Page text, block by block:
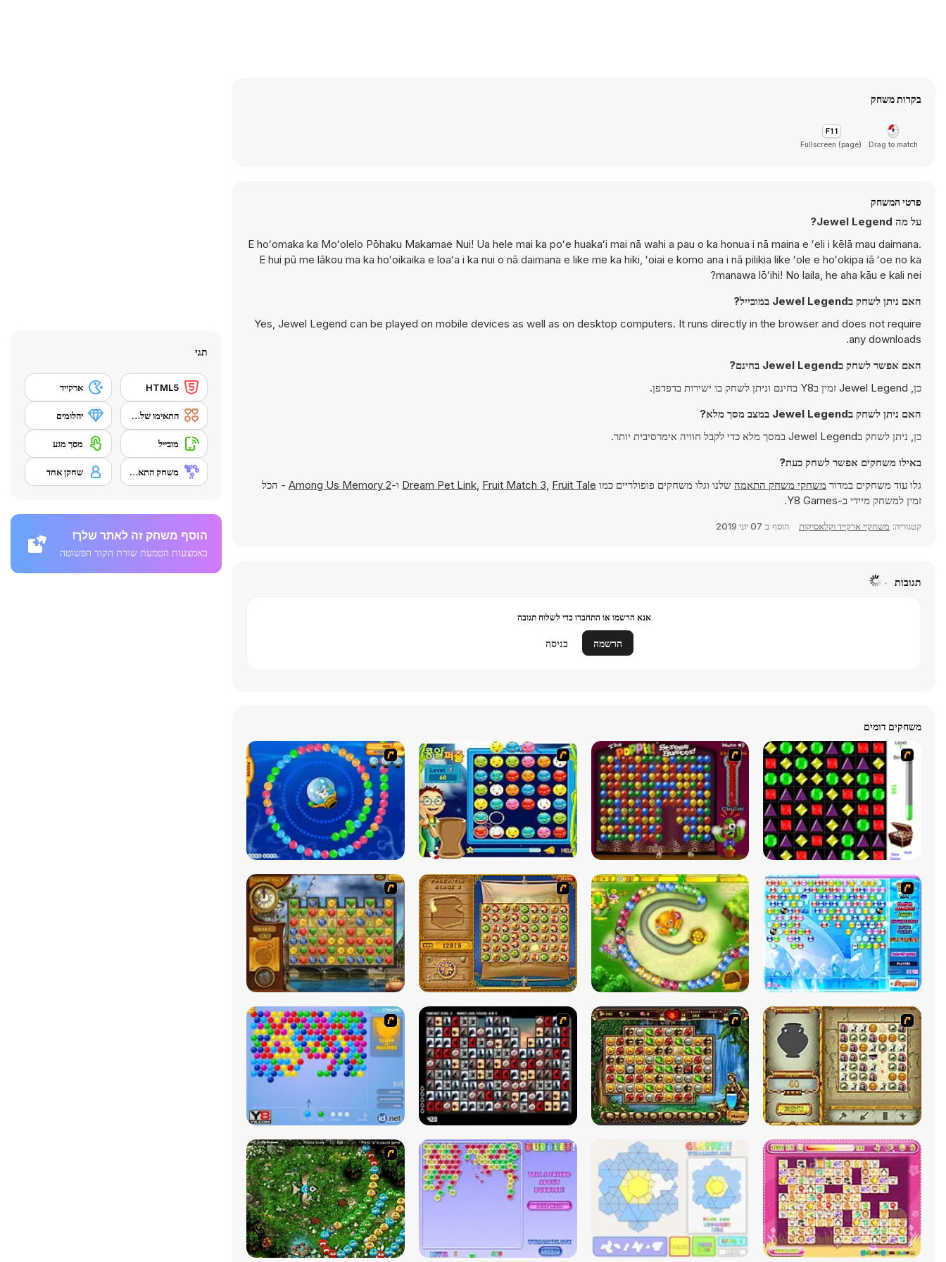
בקרות משחק
Drag to match
Fullscreen (page)
פרטי המשחק
על מה Jewel Legend?
E hoʻomaka ka Moʻolelo Pōhaku Makamae Nui! Ua hele mai ka poʻe huakaʻi mai nā wahi a pau o ka honua i nā maina e ʻeli i kēlā mau daimana.
E hui pū me lākou ma ka hoʻoikaika e loaʻa i ka nui o nā daimana e like me ka hiki, ʻoiai e komo ana i nā pilikia like ʻole e hoʻokipa iā ʻoe no ka
manawa lōʻihi! No laila, he aha kāu e kali nei?
האם ניתן לשחק בJewel Legend במובייל?
Yes, Jewel Legend can be played on mobile devices as well as on desktop computers. It runs directly in the browser and does not require
any downloads.
האם אפשר לשחק בJewel Legend בחינם?
כן, Jewel Legend זמין בY8 בחינם וניתן לשחק בו ישירות בדפדפן.
האם ניתן לשחק בJewel Legend במצב מסך מלא?
כן, ניתן לשחק בJewel Legend במסך מלא כדי לקבל חוויה אימרסיבית יותר.
באילו משחקים אפשר לשחק כעת?
גלו עוד משחקים במדור משחקי משחק התאמה שלנו וגלו משחקים פופולריים כמו Dream Pet Link, Fruit Match 3, Fruit Tale ו-Among Us Memory 2 - הכל
זמין למשחק מיידי ב-Y8 Games.
קטגוריה: משחקיי ארקייד וקלאסיקות הוסף ב 07 יוני 2019
תגובות
אנא הרשמו או התחברו כדי לשלוח תגובה
הרשמה כניסה
משחקים דומים
תגי
HTML5 ארקייד
התאימו שלשה יהלומים
מובייל מסך מגע
משחק התאמה שחקן אחד
הוסף משחק זה לאתר שלך!
באמצעות הטמעת שורת הקוד הפשוטה